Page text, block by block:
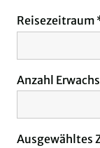
Reisezeitraum
Anzahl
Ausgewähltes